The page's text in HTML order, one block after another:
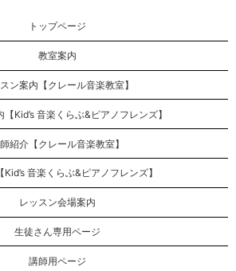
トップページ
教室案内
ン案内【クレール音楽教室】
Kid’s 音楽くらぶ&ピアノフレンズ】
紹介【クレール音楽教室】
音楽くらぶ&ピアノフレンズ】
レッスン会場案内
生徒さん専用ページ
講師用ページ